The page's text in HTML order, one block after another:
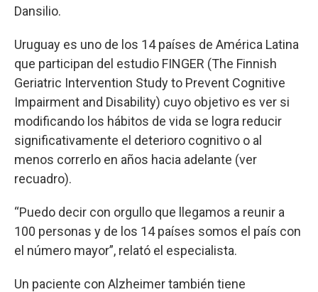
Dansilio.
Uruguay es uno de los 14 países de América Latina
que participan del estudio FINGER (The Finnish
Geriatric Intervention Study to Prevent Cognitive
Impairment and Disability) cuyo objetivo es ver si
modificando los hábitos de vida se logra reducir
significativamente el deterioro cognitivo o al
menos correrlo en años hacia adelante (ver
recuadro).
“Puedo decir con orgullo que llegamos a reunir a
100 personas y de los 14 países somos el país con
el número mayor”, relató el especialista.
Un paciente con Alzheimer también tiene